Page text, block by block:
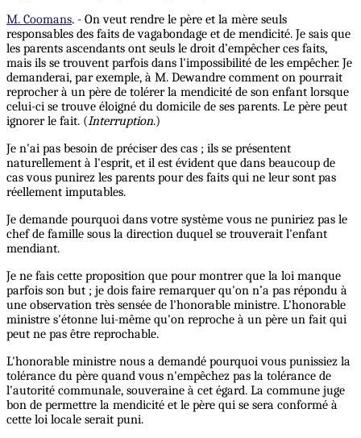
M. Coomans. - On veut rendre le père et la mère seuls
responsables des faits de vagabondage et de mendicité. Je sais que
les parents ascendants ont seuls le droit d’empêcher ces faits,
mais ils se trouvent parfois dans l'impossibilité de les empêcher. Je
demanderai, par exemple, à M. Dewandre comment on pourrait
reprocher à un père de tolérer la mendicité de son enfant lorsque
celui-ci se trouve éloigné du domicile de ses parents. Le père peut
ignorer le fait. (Interruption.)
Je n'ai pas besoin de préciser des cas ; ils se présentent
naturellement à l'esprit, et il est évident que dans beaucoup de
cas vous punirez les parents pour des faits qui ne leur sont pas
réellement imputables.
Je demande pourquoi dans votre système vous ne puniriez pas le
chef de famille sous la direction duquel se trouverait l'enfant
mendiant.
Je ne fais cette proposition que pour montrer que la loi manque
parfois son but ; je dois faire remarquer qu'on n’a pas répondu à
une observation très sensée de l'honorable ministre. L'honorable
ministre s'étonne lui-même qu'on reproche à un père un fait qui
peut ne pas être reprochable.
L'honorable ministre nous a demandé pourquoi vous punissiez la
tolérance du père quand vous n'empêchez pas la tolérance de
l'autorité communale, souveraine à cet égard. La commune juge
bon de permettre la mendicité et le père qui se sera conformé à
cette loi locale serait puni.